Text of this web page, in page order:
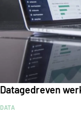
DATA
Datagedreven